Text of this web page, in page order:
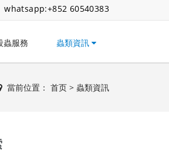
whatsapp:+852 60540383
蟲服務 蟲類資訊
當前位置： 首页 > 蟲類資訊